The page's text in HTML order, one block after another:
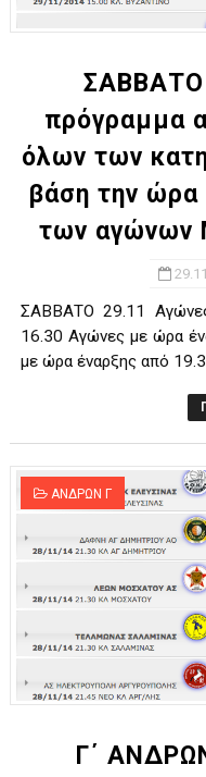
ΣΑΒΒΑΤΟ
πρόγραμμα
όλων των
βάση την ώρα
των αγώνων
ΣΑΒΒΑΤΟ 29.11
16.30 Αγώνες με ώρα
με ώρα έναρξης από
ΑΝΔΡΩΝ Γ
Γ΄